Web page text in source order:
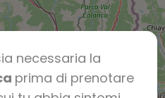
necessaria la
prima di prenotare